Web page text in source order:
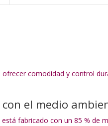
comodidad y control
el medio
fabricado con un 85 % de